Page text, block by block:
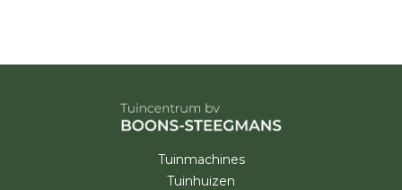
Tuinmachines
Tuinhuizen